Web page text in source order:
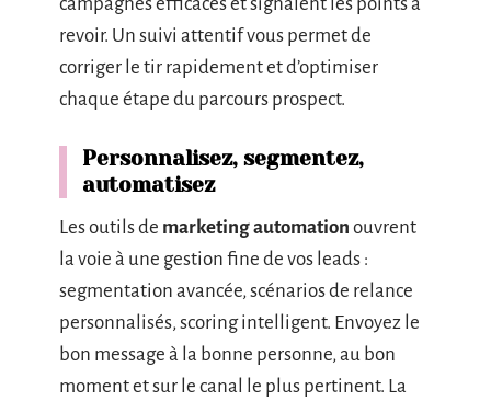
revoir. Un suivi attentif vous permet de
corriger le tir rapidement et d’optimiser
chaque étape du parcours prospect.
Personnalisez, segmentez,
automatisez
Les outils de marketing automation ouvrent
la voie à une gestion fine de vos leads :
segmentation avancée, scénarios de relance
personnalisés, scoring intelligent. Envoyez le
bon message à la bonne personne, au bon
moment et sur le canal le plus pertinent. La